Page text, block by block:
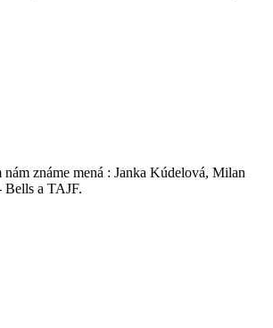
známe mená : Janka Kúdelová, Milan
a TAJF.